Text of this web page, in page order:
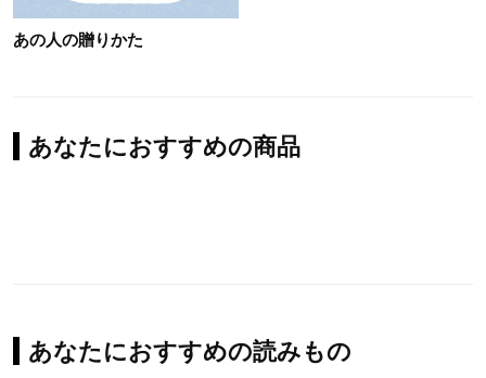
あの人の贈りかた
あなたにおすすめの商品
あなたにおすすめの読みもの